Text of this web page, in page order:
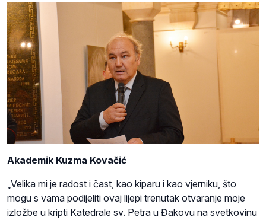
Akademik Kuzma Kovačić
„Velika mi je radost i čast, kao kiparu i kao vjerniku, što
mogu s vama podijeliti ovaj lijepi trenutak otvaranje moje
izložbe u kripti Katedrale sv. Petra u Đakovu na svetkovinu